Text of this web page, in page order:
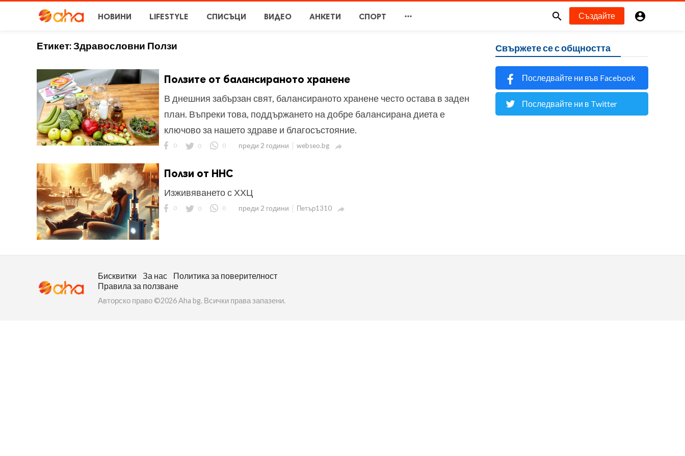
НОВИНИ LIFESTYLE СПИСЪЦИ ВИДЕО АНКЕТИ СПОРТ   Създайте 
Етикет:Здравословни Ползи
Ползите от балансираното хранене
В днешния забързан свят, балансираното хранене често остава в заден
план. Въпреки това, поддържането на добре балансирана диета е
ключово за нашето здраве и благосъстояние.
0 0 0 преди 2 години webseo.bg 
Ползи от HHC
Изживяването с ХХЦ
0 0 0 преди 2 години Петър1310 
Свържете се с общността
Последвайте ни във Facebook
Последвайте ни в Twitter
Бисквитки За нас
Политика за поверителност
Правила за ползване
Авторско право ©2026 Aha bg. Всички права запазени.